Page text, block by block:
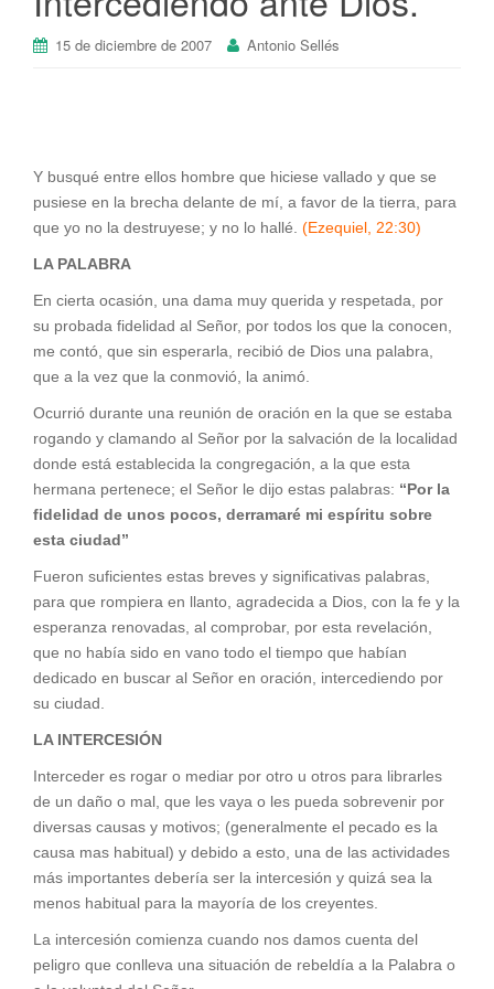
15 de diciembre de 2007 Antonio Sellés
Y busqué entre ellos hombre que hiciese vallado y que se
pusiese en la brecha delante de mí, a favor de la tierra, para
que yo no la destruyese; y no lo hallé. (Ezequiel, 22:30)
LA PALABRA
En cierta ocasión, una dama muy querida y respetada, por
su probada fidelidad al Señor, por todos los que la conocen,
me contó, que sin esperarla, recibió de Dios una palabra,
que a la vez que la conmovió, la animó.
Ocurrió durante una reunión de oración en la que se estaba
rogando y clamando al Señor por la salvación de la localidad
donde está establecida la congregación, a la que esta
hermana pertenece; el Señor le dijo estas palabras: “Por la
fidelidad de unos pocos, derramaré mi espíritu sobre
esta ciudad”
Fueron suficientes estas breves y significativas palabras,
para que rompiera en llanto, agradecida a Dios, con la fe y la
esperanza renovadas, al comprobar, por esta revelación,
que no había sido en vano todo el tiempo que habían
dedicado en buscar al Señor en oración, intercediendo por
su ciudad.
LA INTERCESIÓN
Interceder es rogar o mediar por otro u otros para librarles
de un daño o mal, que les vaya o les pueda sobrevenir por
diversas causas y motivos; (generalmente el pecado es la
causa mas habitual) y debido a esto, una de las actividades
más importantes debería ser la intercesión y quizá sea la
menos habitual para la mayoría de los creyentes.
La intercesión comienza cuando nos damos cuenta del
peligro que conlleva una situación de rebeldía a la Palabra o